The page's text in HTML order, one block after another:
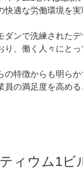
快適な労働環境を
ダンで洗練された
、働く人々にとっ
の特徴からも明ら
員の満足度を高め
ィウム1ビ